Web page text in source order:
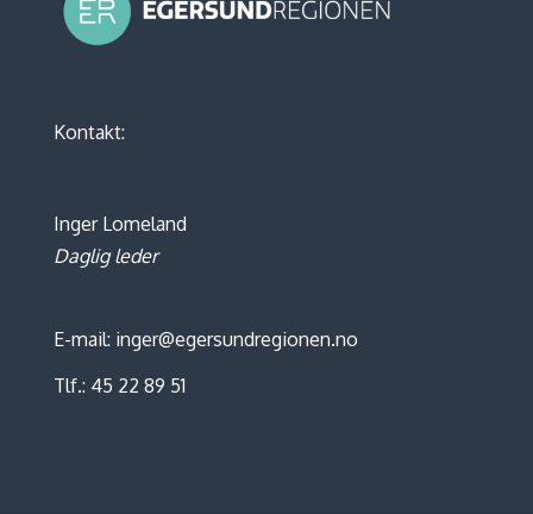
Kontakt:
Inger Lomeland
Daglig leder
E-mail: inger@egersundregionen.no
Tlf.: 45 22 89 51